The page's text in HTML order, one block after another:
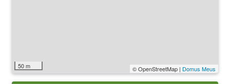
50 m © OpenStreetMap | Domus Meus